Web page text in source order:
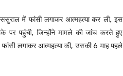
में फांसी लगाकर आत्महत्या कर ली, इस
पर पहुंची, जिन्होंने मामले की जांच करते हुए
फांसी लगाकर आत्महत्या की, उसकी 6 माह पहले